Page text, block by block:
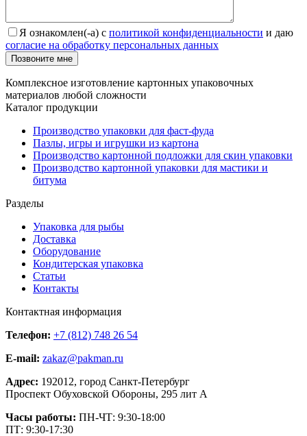
Я ознакомлен(-а) с политикой конфиденциальности и даю
согласие на обработку персональных данных
Позвоните мне
Комплексное изготовление картонных упаковочных
материалов любой сложности
Каталог продукции
Производство упаковки для фаст-фуда
Пазлы, игры и игрушки из картона
Производство картонной подложки для скин упаковки
Производство картонной упаковки для мастики и
битума
Разделы
Упаковка для рыбы
Доставка
Оборудование
Кондитерская упаковка
Статьи
Контакты
Контактная информация
Телефон: +7 (812) 748 26 54
E-mail: zakaz@pakman.ru
Адрес: 192012, город Санкт-Петербург
Проспект Обуховской Обороны, 295 лит А
Часы работы: ПН-ЧТ: 9:30-18:00
ПТ: 9:30-17:30